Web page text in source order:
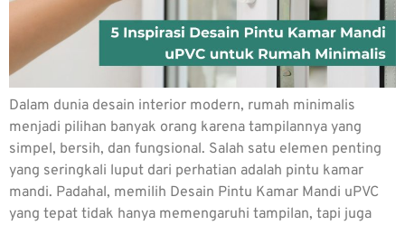
Dalam dunia desain interior modern, rumah minimalis
menjadi pilihan banyak orang karena tampilannya yang
simpel, bersih, dan fungsional. Salah satu elemen penting
yang seringkali luput dari perhatian adalah pintu kamar
mandi. Padahal, memilih Desain Pintu Kamar Mandi uPVC
yang tepat tidak hanya memengaruhi tampilan, tapi juga